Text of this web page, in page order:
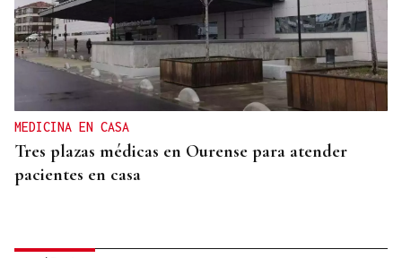
MEDICINA EN CASA
Tres plazas médicas en Ourense para atender
pacientes en casa